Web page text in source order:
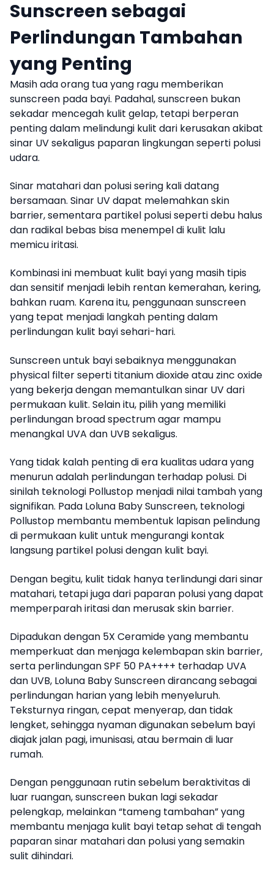
Sunscreen sebagai
Perlindungan Tambahan
yang Penting
Masih ada orang tua yang ragu memberikan
sunscreen pada bayi. Padahal, sunscreen bukan
sekadar mencegah kulit gelap, tetapi berperan
penting dalam melindungi kulit dari kerusakan akibat
sinar UV sekaligus paparan lingkungan seperti polusi
udara.
Sinar matahari dan polusi sering kali datang
bersamaan. Sinar UV dapat melemahkan skin
barrier, sementara partikel polusi seperti debu halus
dan radikal bebas bisa menempel di kulit lalu
memicu iritasi.
Kombinasi ini membuat kulit bayi yang masih tipis
dan sensitif menjadi lebih rentan kemerahan, kering,
bahkan ruam. Karena itu, penggunaan sunscreen
yang tepat menjadi langkah penting dalam
perlindungan kulit bayi sehari-hari.
Sunscreen untuk bayi sebaiknya menggunakan
physical filter seperti titanium dioxide atau zinc oxide
yang bekerja dengan memantulkan sinar UV dari
permukaan kulit. Selain itu, pilih yang memiliki
perlindungan broad spectrum agar mampu
menangkal UVA dan UVB sekaligus.
Yang tidak kalah penting di era kualitas udara yang
menurun adalah perlindungan terhadap polusi. Di
sinilah teknologi Pollustop menjadi nilai tambah yang
signifikan. Pada Loluna Baby Sunscreen, teknologi
Pollustop membantu membentuk lapisan pelindung
di permukaan kulit untuk mengurangi kontak
langsung partikel polusi dengan kulit bayi.
Dengan begitu, kulit tidak hanya terlindungi dari sinar
matahari, tetapi juga dari paparan polusi yang dapat
memperparah iritasi dan merusak skin barrier.
Dipadukan dengan 5X Ceramide yang membantu
memperkuat dan menjaga kelembapan skin barrier,
serta perlindungan SPF 50 PA++++ terhadap UVA
dan UVB, Loluna Baby Sunscreen dirancang sebagai
perlindungan harian yang lebih menyeluruh.
Teksturnya ringan, cepat menyerap, dan tidak
lengket, sehingga nyaman digunakan sebelum bayi
diajak jalan pagi, imunisasi, atau bermain di luar
rumah.
Dengan penggunaan rutin sebelum beraktivitas di
luar ruangan, sunscreen bukan lagi sekadar
pelengkap, melainkan “tameng tambahan” yang
membantu menjaga kulit bayi tetap sehat di tengah
paparan sinar matahari dan polusi yang semakin
sulit dihindari.